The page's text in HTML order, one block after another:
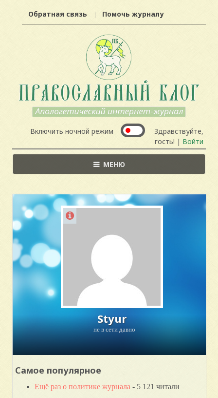
Обратная связь Помочь журналу
Включить ночной режим
Здравствуйте,
гость! | Войти
МЕНЮ
Styur
не в сети давно
Самое популярное
Ещё раз о политике журнала - 5 121 читали